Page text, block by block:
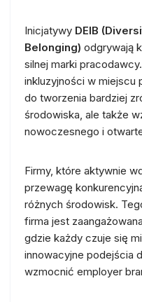
Inicjatywy DEIB
Belonging) odgrywają
silnej marki
inkluzyjności w miejscu
do tworzenia bardziej
środowiska, ale także
nowoczesnego i
Firmy, które aktywnie
przewagę
różnych środowisk.
firma jest
gdzie każdy czuje się
innowacyjne podejścia
wzmocnić employer